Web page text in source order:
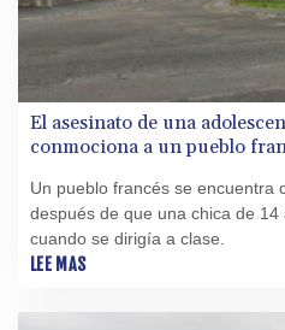
El asesinato de una
conmociona a un pueblo
Un pueblo francés se encuentra
después de que una chica de
cuando se dirigía a clase.
LEE MAS